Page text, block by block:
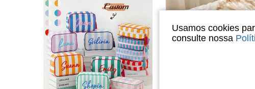
Usamos cookies
consulte nossa